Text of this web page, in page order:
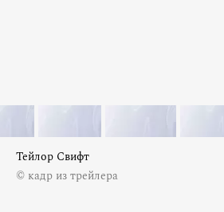
Тейлор Свифт
© кадр из трейлера